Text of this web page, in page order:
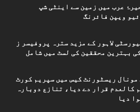
عرب میں زمین سے اینٹی شپ
ویپن فائرنگ
لاہور کے مزید سترہ پروفیسر ز
بہترین محققین کی لسٹ میں شامل
ریسٹورنٹ کیس میں سپریم کورٹ
حکم کالعدم قرار دے دیا، تنازع دوبارہ
دیا